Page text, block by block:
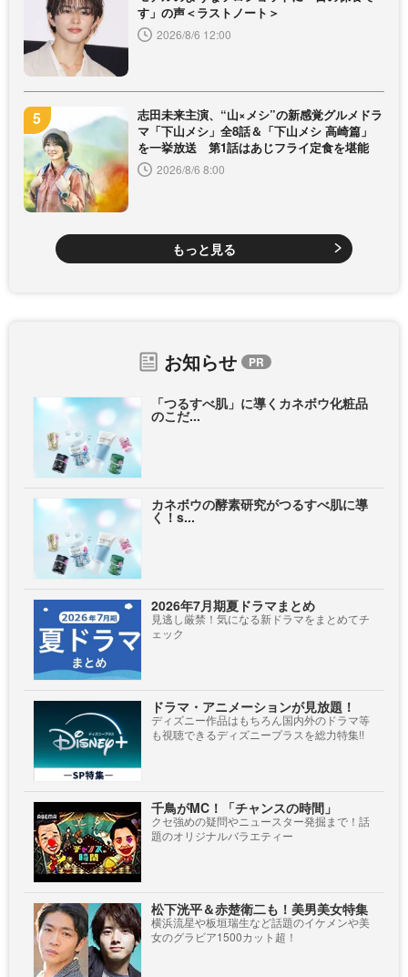
す」の声＜ラストノート＞
2026/8/6 12:00
志田未来主演、“山×メシ”の新感覚グルメドラ
マ「下山メシ」全8話＆「下山メシ 高崎篇」
を一挙放送 第1話はあじフライ定食を堪能
2026/8/6 8:00
もっと見る
お知らせ
「つるすべ肌」に導くカネボウ化粧品
のこだ...
カネボウの酵素研究がつるすべ肌に導
く！s...
2026年7月期夏ドラマまとめ
見逃し厳禁！気になる新ドラマをまとめてチ
ェック
ドラマ・アニメーションが見放題！
ディズニー作品はもちろん国内外のドラマ等
も視聴できるディズニープラスを総力特集!!
千鳥がMC！「チャンスの時間」
クセ強めの疑問やニュースター発掘まで！話
題のオリジナルバラエティー
松下洸平＆赤楚衛二も！美男美女特集
横浜流星や板垣瑞生など話題のイケメンや美
女のグラビア1500カット超！